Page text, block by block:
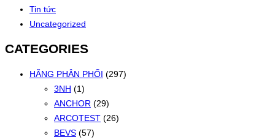
Tin tức
Uncategorized
CATEGORIES
HÃNG PHÂN PHỐI (297)
3NH (1)
ANCHOR (29)
ARCOTEST (26)
BEVS (57)